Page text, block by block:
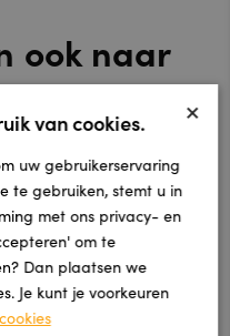
ook naar
×
van cookies.
uw gebruikerservaring
te gebruiken, stemt u in
met ons privacy- en
om te
Dan plaatsen we
Je kunt je voorkeuren